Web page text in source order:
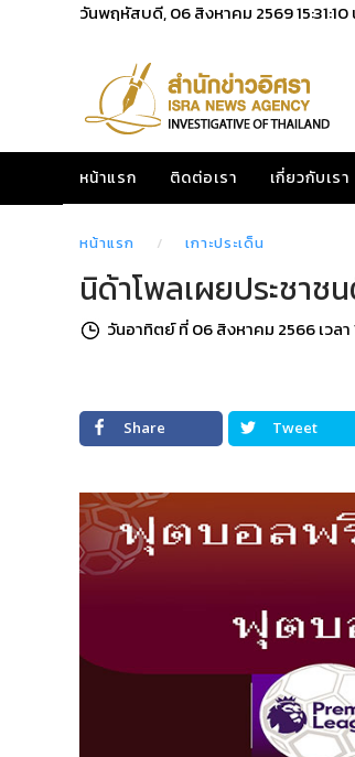
วันพฤหัสบดี, 06 สิงหาคม 256915:31:11
หน้าแรก ติดต่อเรา เกี่ยวกับเรา
หน้าแรก เกาะประเด็น
นิด้าโพลเผยประชา
วันอาทิตย์ ที่ 06 สิงหาคม 2566 เวลา
Share Tweet